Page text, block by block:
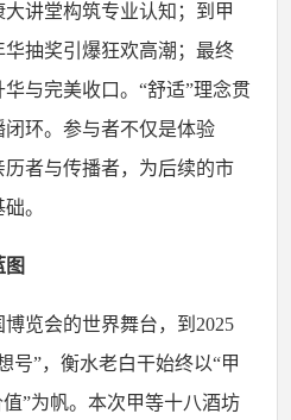
讲堂构筑专业认知；到甲
抽奖引爆狂欢高潮；最终
华与完美收口。“舒适”理念贯
环。参与者不仅是体验
者与传播者，为后续的市
。
图
博览会的世界舞台，到2025
号”，衡水老白干始终以“甲
”为帆。本次甲等十八酒坊